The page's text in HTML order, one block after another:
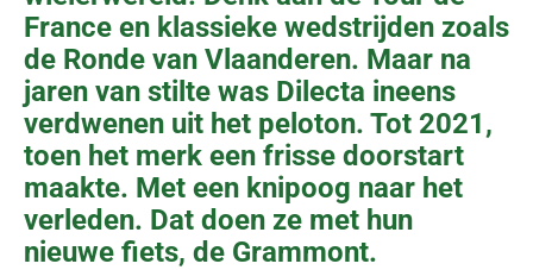
France en klassieke wedstrijden zoals
de Ronde van Vlaanderen. Maar na
jaren van stilte was Dilecta ineens
verdwenen uit het peloton. Tot 2021,
toen het merk een frisse doorstart
maakte. Met een knipoog naar het
verleden. Dat doen ze met hun
nieuwe fiets, de Grammont.